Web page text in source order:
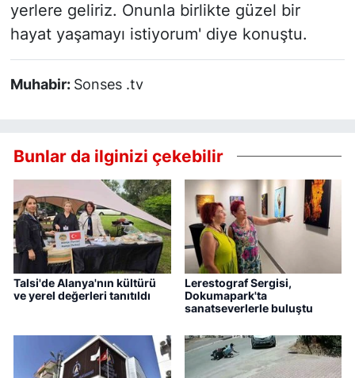
yerlere geliriz. Onunla birlikte güzel bir
hayat yaşamayı istiyorum' diye konuştu.
Muhabir: Sonses .tv
Bunlar da ilginizi çekebilir
Talsi'de Alanya'nın kültürü
ve yerel değerleri tanıtıldı
Lerestograf Sergisi,
Dokumapark'ta
sanatseverlerle buluştu